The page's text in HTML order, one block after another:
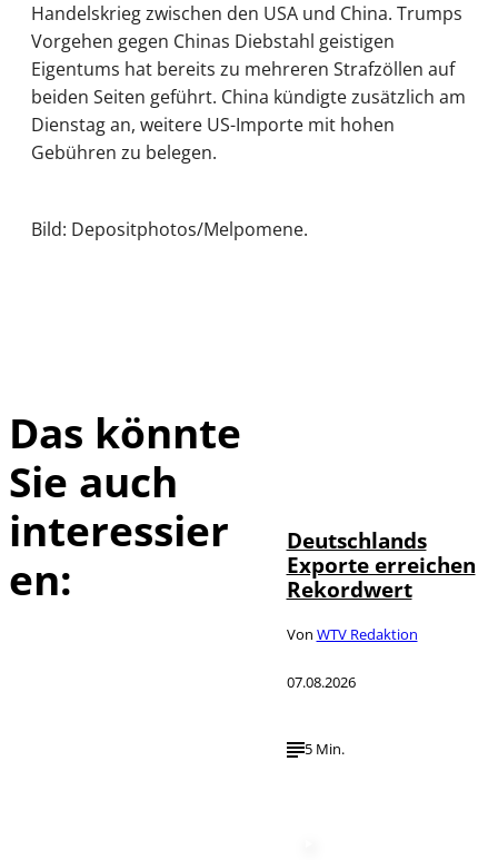
Handelskrieg zwischen den USA und China. Trumps
Vorgehen gegen Chinas Diebstahl geistigen
Eigentums hat bereits zu mehreren Strafzöllen auf
beiden Seiten geführt. China kündigte zusätzlich am
Dienstag an, weitere US-Importe mit hohen
Gebühren zu belegen.
Bild: Depositphotos/Melpomene.
Das könnte
Sie auch
interessier
en:
Deutschlands
Exporte erreichen
Rekordwert
Von WTV Redaktion
07.08.2026
5 Min.